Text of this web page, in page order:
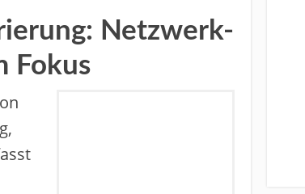
Netzwerk-
Fokus